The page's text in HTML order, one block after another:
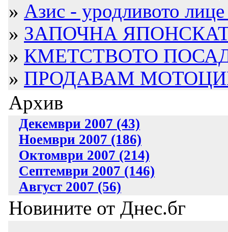
» Азис - уродливото
» ЗАПОЧНА
» КМЕТСТВОТО
» ПРОДАВАМ
Архив
Декември 2007 (43)
Ноември 2007 (186)
Октомври 2007 (214)
Септември 2007 (146)
Август 2007 (56)
Новините от Днес.бг